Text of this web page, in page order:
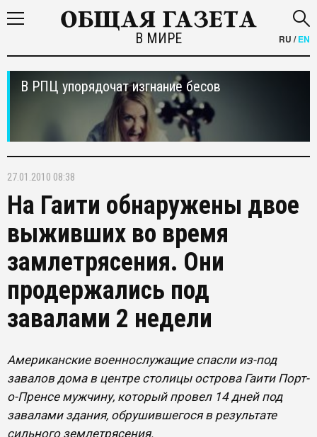
В МИРЕ RU /EN
В РПЦ упорядочат изгнание бесов
27.01.2010 08:38
На Гаити обнаружены двое
выживших во время
замлетрясения. Они
продержались под
завалами 2 недели
Американские военнослужащие спасли из-под
завалов дома в центре столицы острова Гаити Порт-
о-Пренсе мужчину, который провел 14 дней под
завалами здания, обрушившегося в результате
сильного землетрясения.